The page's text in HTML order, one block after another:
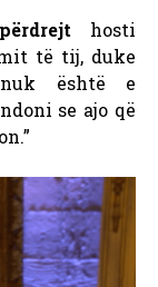
hosti
të tij, duke
është e
se ajo që